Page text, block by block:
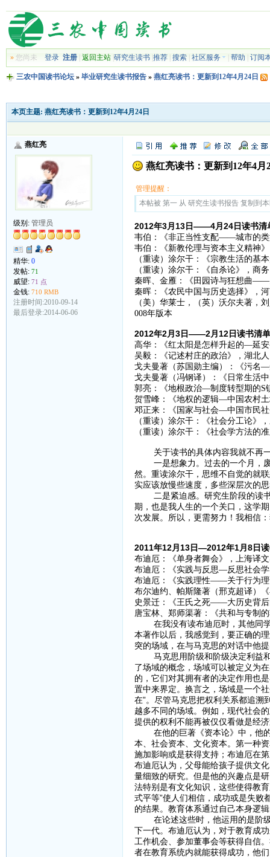
»您尚未 登录 注册| 返回主站| 研究生读书| 推荐| 搜索| 社区服务 帮助 订阅
三农中国读书论坛» 毕业研究生读书报告» 燕红亮读书：更新到12年4月24日
本页主题: 燕红亮读书：更新到12年4月24日
燕红亮
级别: 管理员
精华: 0
发帖: 71
威望: 71 点
金钱: 710 RMB
注册时间:2010-09-14
最后登录:2014-06-06
燕红亮读书：更新到12年4月
管理提醒：
本帖被 第一 从 研究生读书报告 复制到
2012年3月13日——4月24日读书清
韦伯：《非正当性支配——城市的类
韦伯：《新教伦理与资本主义精神
（重读）涂尔干：《宗教生活的基
（重读）涂尔干：《自杀论》，商
秦晖、金雁：《田园诗与狂想曲——
秦晖：《农民中国与历史选择》，
（美）华莱士，（英）沃尔夫著，
008年版本
2012年2月3日——2月12日读书清
高华：《红太阳是怎样升起的—延
吴毅：《记述村庄的政治》，湖北
戈夫曼著（苏国勋主编）：《污名
戈夫曼著（冯钢译）：《日常生活
郭亮：《地根政治—制度转型期的S
贺雪峰：《地权的逻辑—中国农村
邓正来：《国家与社会—中国市民
（重读）涂尔干：《社会分工论》
（重读）涂尔干：《社会学方法的
关于读书的具体内容我就不再一
一是想象力。过去的一个月，废
然。重读涂尔干，思维不自觉的就
实应该放慢些速度，多些深层次的
二是紧迫感。研究生阶段的读书
期，也是我人生的一个关口，这学
次发展。所以，更需努力！我相信
2011年12月13日—2012年1月8日
布迪厄：《单身者舞会》，上海译
布迪厄：《实践与反思—反思社会学
布迪厄：《实践理性——关于行为理
布尔迪约、帕斯隆著（邢克超译）
史景迁：《王氏之死——大历史背后
唐宝林、郑师渠著：《共和与专制
在我没有读布迪厄时，其他同学
本著作以后，我感觉到，要正确的
突的场域，在与马克思的对话中他
马克思用阶级和阶级决定利益和
了场域的概念，场域可以被定义为
的，它们对其拥有者的决定作用也
置中来界定。换言之，场域是一个
在”。尽管马克思把权利关系都追溯
越多不同的场域。例如，现代社会
提供的权利不能再被仅仅看做是经
在他的巨著《资本论》中，他的
本、社会资本、文化资本。第一种
施加影响或是获得支持；布迪厄在
布迪厄认为，父母能给孩子提供文
量细致的研究。但是他的兴趣点是
法特别是有文化知识，这些使得教
式平等”使人们相信，成功或是失败
的结果。教育体系通过自己本身逻
在论述这些时，他运用的是阶级
下一代。布迪厄认为，对于教育成
工作机会、参加董事会等获得自信
者在教育系统内就能获得成功，他